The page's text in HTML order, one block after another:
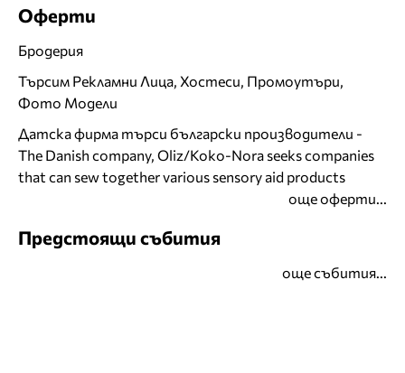
Оферти
Бродерия
Търсим Рекламни Лица, Хостеси, Промоутъри,
Фото Модели
Датска фирма търси български производители -
The Danish company, Oliz/Koko-Nora seeks companies
that can sew together various sensory aid products
още оферти...
Предстоящи събития
още събития...